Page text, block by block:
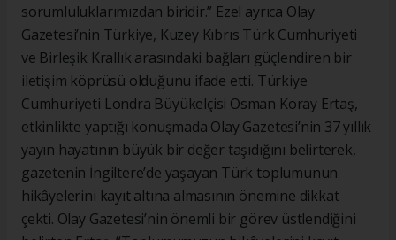
sorumluluklarımızdan biridir.” Ezel ayrıca Olay
Gazetesi’nin Türkiye, Kuzey Kıbrıs Türk Cumhuriyeti
ve Birleşik Krallık arasındaki bağları güçlendiren bir
iletişim köprüsü olduğunu ifade etti. Türkiye
Cumhuriyeti Londra Büyükelçisi Osman Koray Ertaş,
etkinlikte yaptığı konuşmada Olay Gazetesi’nin 37 yıllık
yayın hayatının büyük bir değer taşıdığını belirterek,
gazetenin İngiltere’de yaşayan Türk toplumunun
hikâyelerini kayıt altına almasının önemine dikkat
çekti. Olay Gazetesi’nin önemli bir görev üstlendiğini